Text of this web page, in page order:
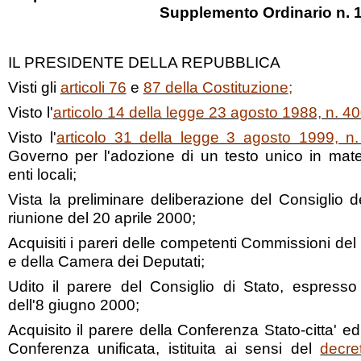
Supplemento Ordinario n.
IL PRESIDENTE DELLA REPUBBLICA
Visti gli articoli 76 e 87 della Costituzione;
Visto l'articolo 14 della legge 23 agosto 1988, n.
Visto l'articolo 31 della legge 3 agosto 1999,
Governo per l'adozione di un testo unico in
enti locali;
Vista la preliminare deliberazione del Consiglio
riunione del 20 aprile 2000;
Acquisiti i pareri delle competenti Commissioni
e della Camera dei Deputati;
Udito il parere del Consiglio di Stato,
dell'8 giugno 2000;
Acquisito il parere della Conferenza Stato-citta'
Conferenza unificata, istituita ai sensi del